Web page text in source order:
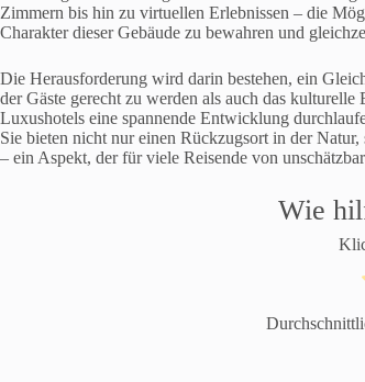
Zimmern bis hin zu virtuellen Erlebnissen – die
Charakter dieser Gebäude zu bewahren und
Die Herausforderung wird darin bestehen, ein
der Gäste gerecht zu werden als auch das kulturelle
Luxushotels eine spannende Entwicklung
Sie bieten nicht nur einen Rückzugsort in der
– ein Aspekt, der für viele Reisende von
Wie